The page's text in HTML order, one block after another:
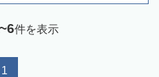
件を表示
1